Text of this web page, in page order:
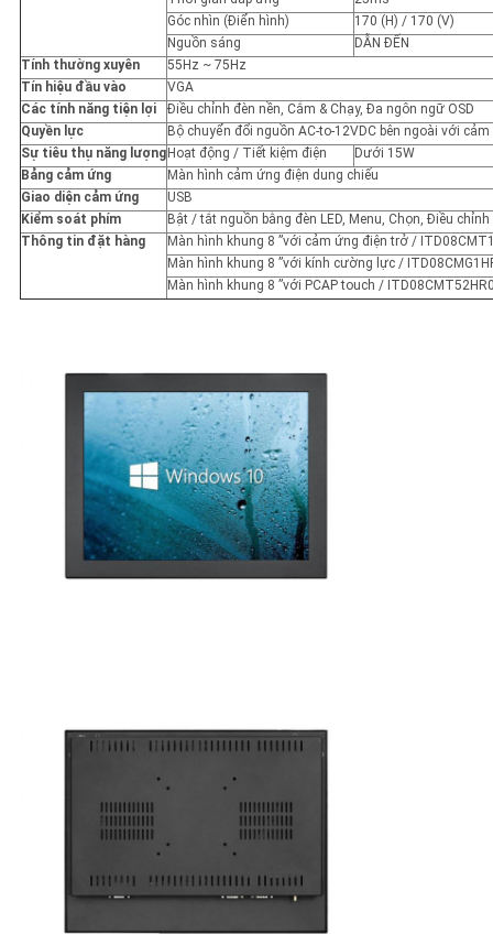
Góc nhìn (Điển hình)
170 (H) / 170 (V)
Nguồn sáng
DẪN ĐẾN
Tính thường xuyên
55Hz ~ 75Hz
Tín hiệu đầu vào
VGA
Các tính năng tiện lợi
Điều chỉnh đèn nền, Cắm & Chạy, Đa ngôn ngữ OSD
Quyền lực
Bộ chuyển đổi nguồn AC-to-12VDC bên ngoài với
Sự tiêu thụ năng lượng Hoạt động / Tiết kiệm điện
Dưới 15W
Bảng cảm ứng
Màn hình cảm ứng điện dung chiếu
Giao diện cảm ứng
USB
Kiểm soát phím
Bật / tắt nguồn bằng đèn LED, Menu, Chọn, Điều
Thông tin đặt hàng
Màn hình khung 8 ”với cảm ứng điện trở /
Màn hình khung 8 ”với kính cường lực /
Màn hình khung 8 ”với PCAP touch /